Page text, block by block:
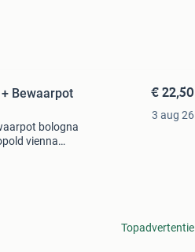
Bewaarpot
bologna
vienna
€ 22,50
3 aug 26
Topadvertentie